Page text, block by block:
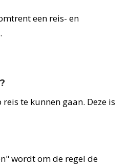
een reis- en
te kunnen gaan. Deze is
wordt om de regel de